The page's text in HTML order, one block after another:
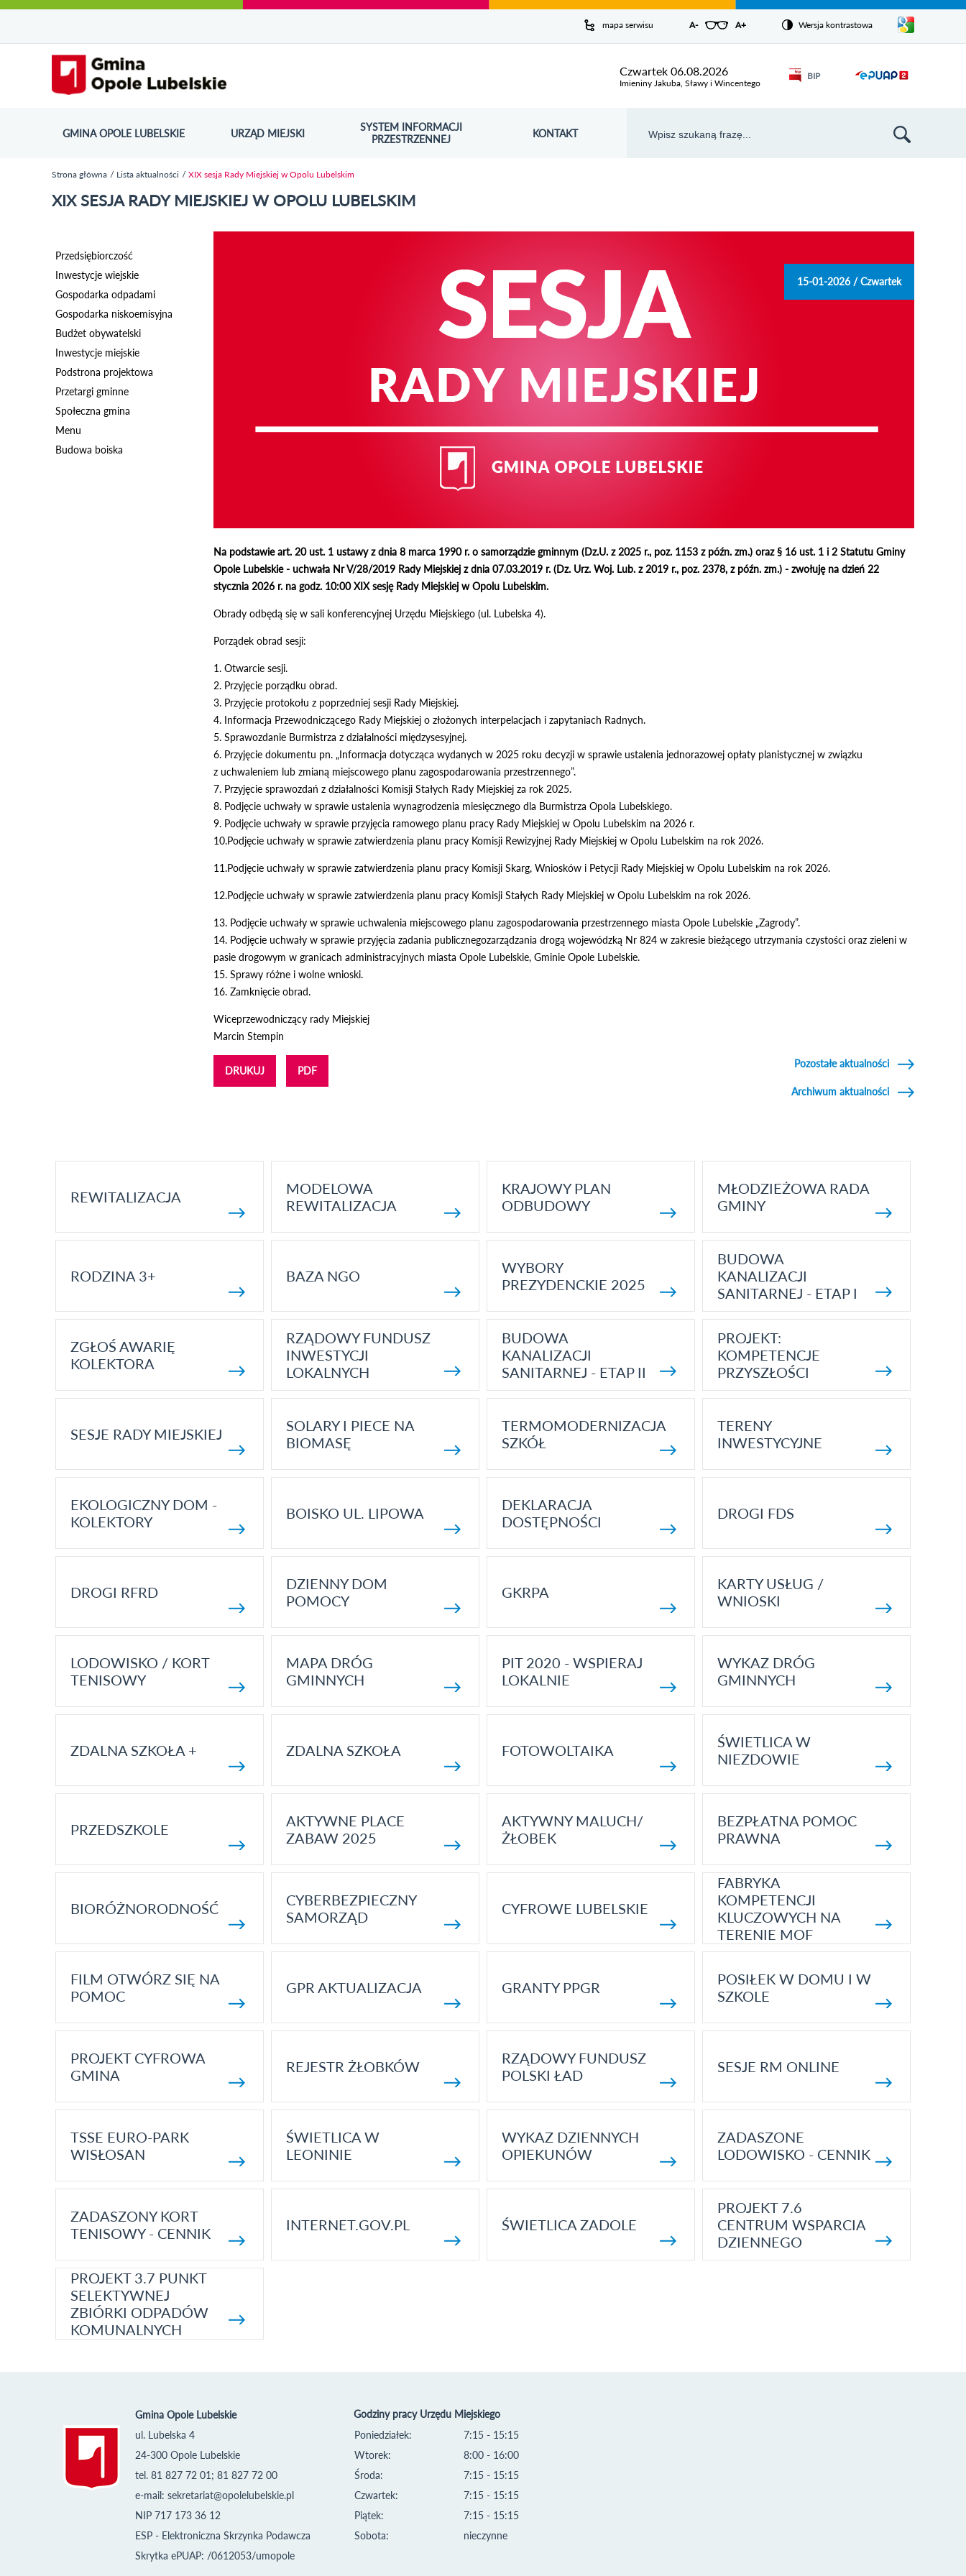
do
strony
do
menu
wyszukiwarki
ścieżki
nawigacyjnej
kategorii
aktualności
do
kalendarza
wydarzeń
do
galerii
do
stopki
mapa serwisu A-pomniejsz czcionkę
Zresetuj czcionkę
A+ powiększ czcionkęWersja kontrastowa
Pokaż/ukryj
listę
języków
Czwartek 06.08.2026
Imieniny Jakuba, Sławy i Wincentego
BIPOdnośnik
GMINA OPOLE LUBELSKIE URZĄD MIEJSKI
SYSTEM INFORMACJI
PRZESTRZENNEJ
ODNOŚNIK OTWORZY SIĘ W NOWYM OKNIE KONTAKT
Strona główna Lista aktualności XIX sesja Rady Miejskiej w Opolu Lubelskim
XIX SESJA RADY MIEJSKIEJ W OPOLU LUBELSKIM
Przedsiębiorczość
Inwestycje wiejskie
Gospodarka odpadami
Gospodarka niskoemisyjna
Budżet obywatelski
Inwestycje miejskie
Podstrona projektowa
Przetargi gminne
Społeczna gmina
Menu
Budowa boiska
15-01-2026 / Czwartek
Na podstawie art. 20 ust. 1 ustawy z dnia 8 marca 1990 r. o samorządzie gminnym (Dz.U. z 2025 r., poz. 1153 z późn. zm.) oraz § 16 ust. 1 i 2 Statutu Gminy
Opole Lubelskie - uchwała Nr V/28/2019 Rady Miejskiej z dnia 07.03.2019 r. (Dz. Urz. Woj. Lub. z 2019 r., poz. 2378, z późn. zm.) - zwołuję na dzień 22
stycznia 2026 r. na godz. 10:00 XIX sesję Rady Miejskiej w Opolu Lubelskim.
Obrady odbędą się w sali konferencyjnej Urzędu Miejskiego (ul. Lubelska 4).
Porządek obrad sesji:
1. Otwarcie sesji.
2. Przyjęcie porządku obrad.
3. Przyjęcie protokołu z poprzedniej sesji Rady Miejskiej.
4. Informacja Przewodniczącego Rady Miejskiej o złożonych interpelacjach i zapytaniach Radnych.
5. Sprawozdanie Burmistrza z działalności międzysesyjnej.
6. Przyjęcie dokumentu pn. „Informacja dotycząca wydanych w 2025 roku decyzji w sprawie ustalenia jednorazowej opłaty planistycznej w związku
z uchwaleniem lub zmianą miejscowego planu zagospodarowania przestrzennego”.
7. Przyjęcie sprawozdań z działalności Komisji Stałych Rady Miejskiej za rok 2025.
8. Podjęcie uchwały w sprawie ustalenia wynagrodzenia miesięcznego dla Burmistrza Opola Lubelskiego.
9. Podjęcie uchwały w sprawie przyjęcia ramowego planu pracy Rady Miejskiej w Opolu Lubelskim na 2026 r.
10.Podjęcie uchwały w sprawie zatwierdzenia planu pracy Komisji Rewizyjnej Rady Miejskiej w Opolu Lubelskim na rok 2026.
11.Podjęcie uchwały w sprawie zatwierdzenia planu pracy Komisji Skarg, Wniosków i Petycji Rady Miejskiej w Opolu Lubelskim na rok 2026.
12.Podjęcie uchwały w sprawie zatwierdzenia planu pracy Komisji Stałych Rady Miejskiej w Opolu Lubelskim na rok 2026.
13. Podjęcie uchwały w sprawie uchwalenia miejscowego planu zagospodarowania przestrzennego miasta Opole Lubelskie „Zagrody”.
14. Podjęcie uchwały w sprawie przyjęcia zadania publicznegozarządzania drogą wojewódzką Nr 824 w zakresie bieżącego utrzymania czystości oraz zieleni w
pasie drogowym w granicach administracyjnych miasta Opole Lubelskie, Gminie Opole Lubelskie.
15. Sprawy różne i wolne wnioski.
16. Zamknięcie obrad.
Wiceprzewodniczący rady Miejskiej
Marcin Stempin
DRUKUJ PDF
Pozostałe aktualności
Archiwum aktualności
REWITALIZACJA
MODELOWA
REWITALIZACJA
KRAJOWY PLAN
ODBUDOWY
MŁODZIEŻOWA RADA
GMINY
RODZINA 3+ BAZA NGO
WYBORY
PREZYDENCKIE 2025
BUDOWA
KANALIZACJI
SANITARNEJ - ETAP I
ZGŁOŚ AWARIĘ
KOLEKTORA
RZĄDOWY FUNDUSZ
INWESTYCJI
LOKALNYCH
BUDOWA
KANALIZACJI
SANITARNEJ - ETAP II
PROJEKT:
KOMPETENCJE
PRZYSZŁOŚCI
SESJE RADY MIEJSKIEJ
SOLARY I PIECE NA
BIOMASĘ
TERMOMODERNIZACJA
SZKÓŁ
TERENY
INWESTYCYJNE
EKOLOGICZNY DOM -
KOLEKTORY
BOISKO UL. LIPOWA
DEKLARACJA
DOSTĘPNOŚCI
DROGI FDS
DROGI RFRD
DZIENNY DOM
POMOCY
GKRPA
KARTY USŁUG /
WNIOSKI
LODOWISKO / KORT
TENISOWY
MAPA DRÓG
GMINNYCH
PIT 2020 - WSPIERAJ
LOKALNIE
WYKAZ DRÓG
GMINNYCH
ZDALNA SZKOŁA + ZDALNA SZKOŁA FOTOWOLTAIKA
ŚWIETLICA W
NIEZDOWIE
PRZEDSZKOLE
AKTYWNE PLACE
ZABAW 2025
AKTYWNY MALUCH/
ŻŁOBEK
BEZPŁATNA POMOC
PRAWNA
BIORÓŻNORODNOŚĆ
CYBERBEZPIECZNY
SAMORZĄD
CYFROWE LUBELSKIE
FABRYKA
KOMPETENCJI
KLUCZOWYCH NA
TERENIE MOF
FILM OTWÓRZ SIĘ NA
POMOC
GPR AKTUALIZACJA GRANTY PPGR
POSIŁEK W DOMU I W
SZKOLE
PROJEKT CYFROWA
GMINA
REJESTR ŻŁOBKÓW
RZĄDOWY FUNDUSZ
POLSKI ŁAD
SESJE RM ONLINE
TSSE EURO-PARK
WISŁOSAN
ŚWIETLICA W
LEONINIE
WYKAZ DZIENNYCH
OPIEKUNÓW
ZADASZONE
LODOWISKO - CENNIK
ZADASZONY KORT
TENISOWY - CENNIK
INTERNET.GOV.PL ŚWIETLICA ZADOLE
PROJEKT 7.6
CENTRUM WSPARCIA
DZIENNEGO
PROJEKT 3.7 PUNKT
SELEKTYWNEJ
ZBIÓRKI ODPADÓW
KOMUNALNYCH
Gmina Opole Lubelskie
ul. Lubelska 4
24-300 Opole Lubelskie
tel. 81 827 72 01; 81 827 72 00
e-mail: sekretariat@opolelubelskie.pl
NIP 717 173 36 12
ESP - Elektroniczna Skrzynka Podawcza
Skrytka ePUAP: /0612053/umopole
Godziny pracy Urzędu Miejskiego
Poniedziałek:
Wtorek:
Środa:
Czwartek:
Piątek:
Sobota:
7:15 - 15:15
8:00 - 16:00
7:15 - 15:15
7:15 - 15:15
7:15 - 15:15
nieczynne